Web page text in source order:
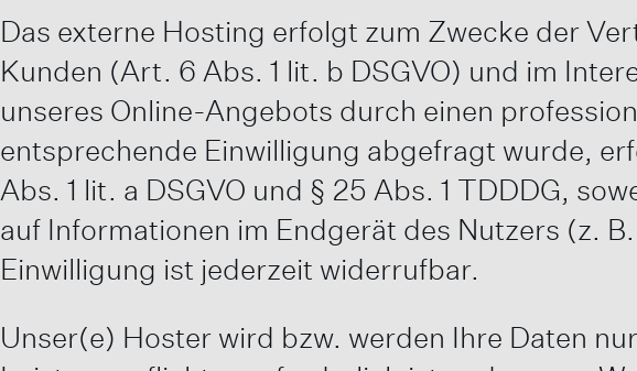
Das externe Hosting erfolgt zum Zwecke der
Kunden (Art. 6 Abs. 1 lit. b DSGVO) und im
unseres Online-Angebots durch einen
entsprechende Einwilligung abgefragt wurde,
Abs. 1 lit. a DSGVO und § 25 Abs. 1 TDDDG,
auf Informationen im Endgerät des Nutzers (z.
Einwilligung ist jederzeit widerrufbar.
Unser(e) Hoster wird bzw. werden Ihre Daten